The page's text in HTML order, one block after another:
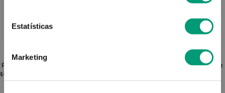
Estatísticas
Marketing
Sens
Uriage